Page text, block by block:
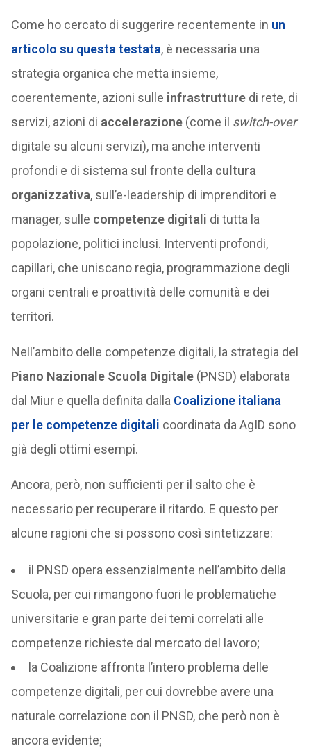
Come ho cercato di suggerire recentemente in un
articolo su questa testata, è necessaria una
strategia organica che metta insieme,
coerentemente, azioni sulle infrastrutturedi rete, di
servizi, azioni di accelerazione(come il switch-over
digitale su alcuni servizi), ma anche interventi
profondi e di sistema sul fronte della cultura
organizzativa, sull’e-leadership di imprenditori e
manager, sulle competenze digitali di tutta la
popolazione, politici inclusi. Interventi profondi,
capillari, che uniscano regia, programmazione degli
organi centrali e proattività delle comunità e dei
territori.
Nell’ambito delle competenze digitali, la strategia del
Piano Nazionale Scuola Digitale(PNSD) elaborata
dal Miur e quella definita dalla Coalizione italiana
per le competenze digitali coordinata da AgID sono
già degli ottimi esempi.
Ancora, però, non sufficienti per il salto che è
necessario per recuperare il ritardo. E questo per
alcune ragioni che si possono così sintetizzare:
il PNSD opera essenzialmente nell’ambito della
Scuola, per cui rimangono fuori le problematiche
universitarie e gran parte dei temi correlati alle
competenze richieste dal mercato del lavoro;
la Coalizione affronta l’intero problema delle
competenze digitali, per cui dovrebbe avere una
naturale correlazione con il PNSD, che però non è
ancora evidente;